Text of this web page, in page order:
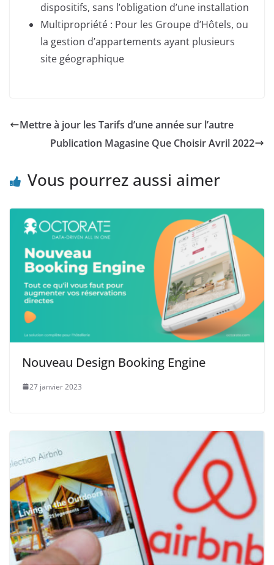
dispositifs, sans l’obligation d’une installation
Multipropriété : Pour les Groupe d’Hôtels, ou
la gestion d’appartements ayant plusieurs
site géographique
Mettre à jour les Tarifs d’une année sur l’autre
Publication Magasine Que Choisir Avril 2022
Vous pourrez aussi aimer
Nouveau Design Booking Engine
27 janvier 2023